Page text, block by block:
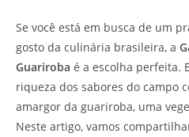
Se você está em busca de um
gosto da culinária brasileira, a
Guariroba é a escolha perfeita.
riqueza dos sabores do campo
amargor da guariroba, uma
Neste artigo, vamos